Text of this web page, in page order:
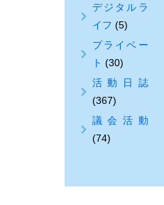
デジタルラ
イフ (5)
プライベー
ト (30)
活動日誌
(367)
議会活動
(74)